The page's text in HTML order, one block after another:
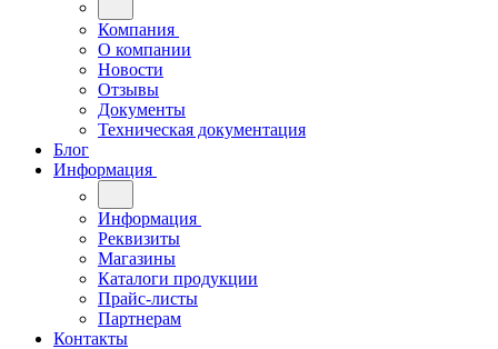
Компания
О компании
Новости
Отзывы
Документы
Техническая документация
Блог
Информация
Информация
Реквизиты
Магазины
Каталоги продукции
Прайс-листы
Партнерам
Контакты